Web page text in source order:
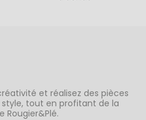
et réalisez des pièces
tout en profitant de la